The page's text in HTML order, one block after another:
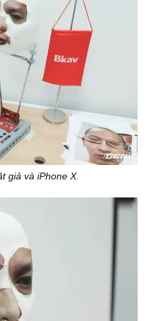
giả và iPhone X.